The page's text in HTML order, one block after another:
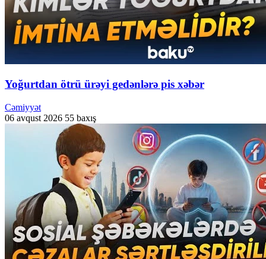
Yoğurtdan ötrü ürəyi gedənlərə pis xəbər
Cəmiyyət
06 avqust 2026 55 baxış